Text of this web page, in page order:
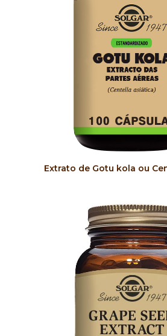
COMPRAR
Extrato de Gotu kola ou